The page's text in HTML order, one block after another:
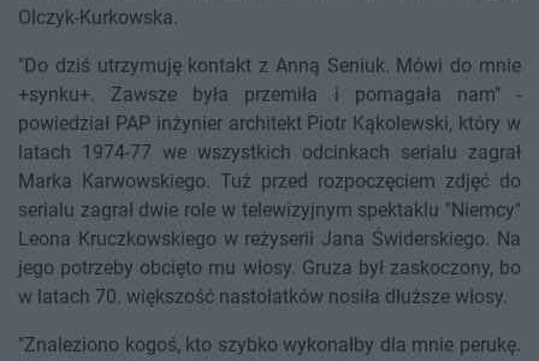
Olczyk-Kurkowska.
"Do dziś utrzymuję kontakt z Anną Seniuk. Mówi do mnie
+synku+. Zawsze była przemiła i pomagała nam" -
powiedział PAP inżynier architekt Piotr Kąkolewski, który w
latach 1974-77 we wszystkich odcinkach serialu zagrał
Marka Karwowskiego. Tuż przed rozpoczęciem zdjęć do
serialu zagrał dwie role w telewizyjnym spektaklu "Niemcy"
Leona Kruczkowskiego w reżyserii Jana Świderskiego. Na
jego potrzeby obcięto mu włosy. Gruza był zaskoczony, bo
w latach 70. większość nastolatków nosiła dłuższe włosy.
"Znaleziono kogoś, kto szybko wykonałby dla mnie perukę.